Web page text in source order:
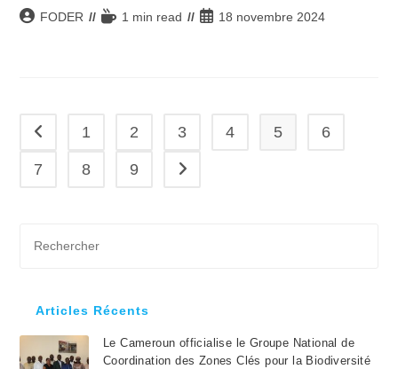
Auteur/autrice
FODER
Temps1 min read
Publication
18 novembre 2024
Go to the previous page
1 2 3 4 5 6
7 8 9 Aller à la page suivante
Articles Récents
Le Cameroun officialise le Groupe National de
Coordination des Zones Clés pour la Biodiversité